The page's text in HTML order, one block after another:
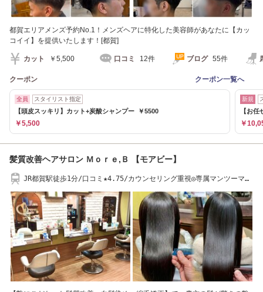
都賀エリアメンズ予約No.1！メンズヘアに特化した美容師があなたに【カッ
コイイ】を提供いたします！[都賀]
カット ￥5,500 口コミ 12件 ブログ 55件
クーポン クーポン一覧へ
全員 スタイリスト指定
【頭皮スッキリ】カット+炭酸シャンプー ￥5500
￥5,500
新規
【お
￥
髪質改善ヘアサロン Ｍｏｒｅ,Ｂ 【モアビー】
JR都賀駅徒歩1分/口コミ★4.75/カウンセリング重視◎専属マンツーマン